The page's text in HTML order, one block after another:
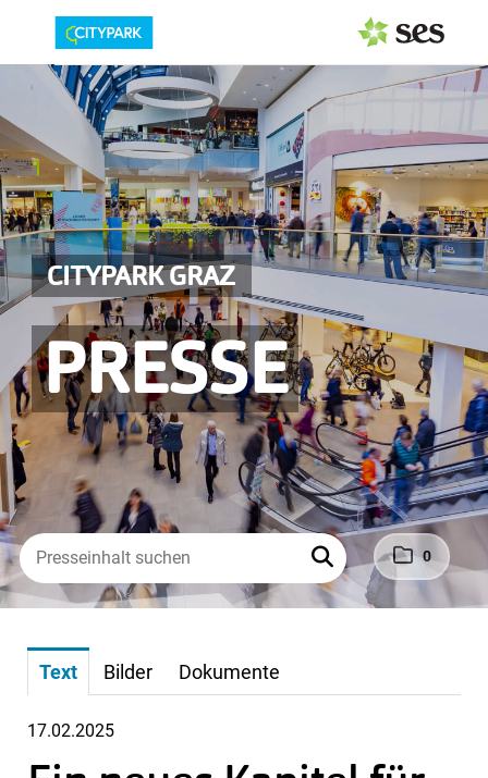
0
CITYPARK GRAZ
PRESSE
PRESSEAUSSENDUNGEN
Center & Marken
Events
Services
MEDIAGALERIE
PRESSEKONTAKT
Text Bilder Dokumente
17.02.2025